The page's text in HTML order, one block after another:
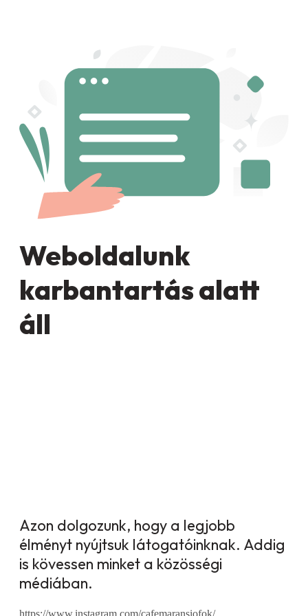
Weboldalunk
karbantartás alatt
áll
Azon dolgozunk, hogy a legjobb
élményt nyújtsuk látogatóinknak. Addig
is kövessen minket a közösségi
médiában.
https://www.instagram.com/cafemaransiofok/